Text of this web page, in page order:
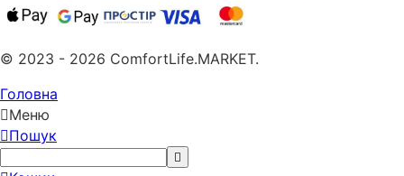
© 2023 - 2026 ComfortLife.MARKET.
Головна
Меню
Пошук